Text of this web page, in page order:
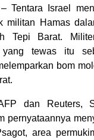
Tentara Israel
militan Hamas
Tepi Barat.
yang tewas itu
bom
dan Reuters,
pernyataannya
area